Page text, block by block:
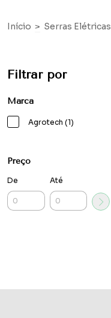
Início > Serras Elétricas
Filtrar por
Marca
Agrotech (1)
Preço
De Até